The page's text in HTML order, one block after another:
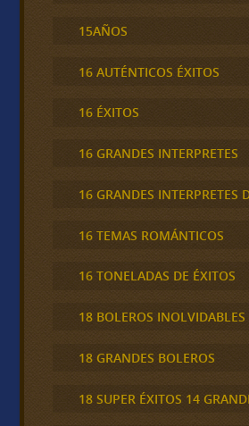
15AÑOS
16 AUTÉNTICOS ÉXITOS
16 ÉXITOS
16 GRANDES INTERPRETES
16 GRANDES INTERPRETES
16 TEMAS ROMÁNTICOS
16 TONELADAS DE ÉXITOS
18 BOLEROS INOLVIDABLES
18 GRANDES BOLEROS
18 SUPER ÉXITOS 14